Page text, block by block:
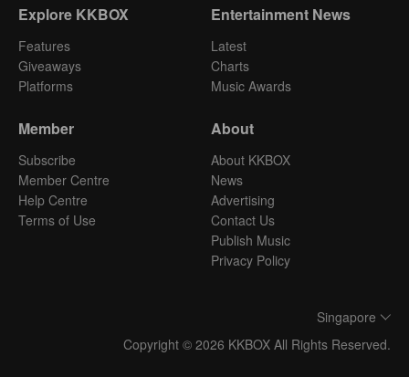
Explore KKBOX
Features
Giveaways
Platforms
Entertainment News
Latest
Charts
Music Awards
Member
Subscribe
Member Centre
Help Centre
Terms of Use
About
About KKBOX
News
Advertising
Contact Us
Publish Music
Privacy Policy
Singapore
Copyright © 2026 KKBOX All Rights Reserved.